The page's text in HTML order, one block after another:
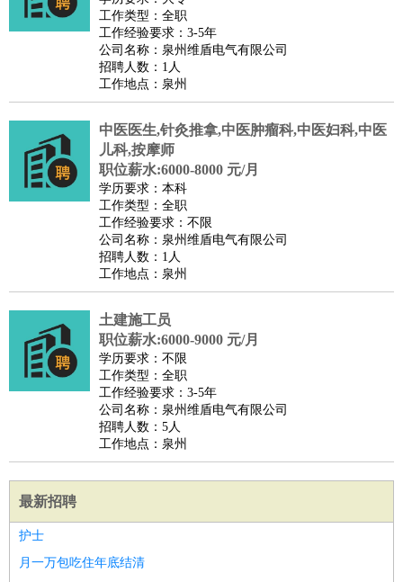
工作类型：全职
工作经验要求：3-5年
公司名称：泉州维盾电气有限公司
招聘人数：1人
工作地点：泉州
中医医生,针灸推拿,中医肿瘤科,中医妇科,中医
儿科,按摩师
职位薪水:6000-8000 元/月
学历要求：本科
工作类型：全职
工作经验要求：不限
公司名称：泉州维盾电气有限公司
招聘人数：1人
工作地点：泉州
土建施工员
职位薪水:6000-9000 元/月
学历要求：不限
工作类型：全职
工作经验要求：3-5年
公司名称：泉州维盾电气有限公司
招聘人数：5人
工作地点：泉州
最新招聘
护士
月一万包吃住年底结清